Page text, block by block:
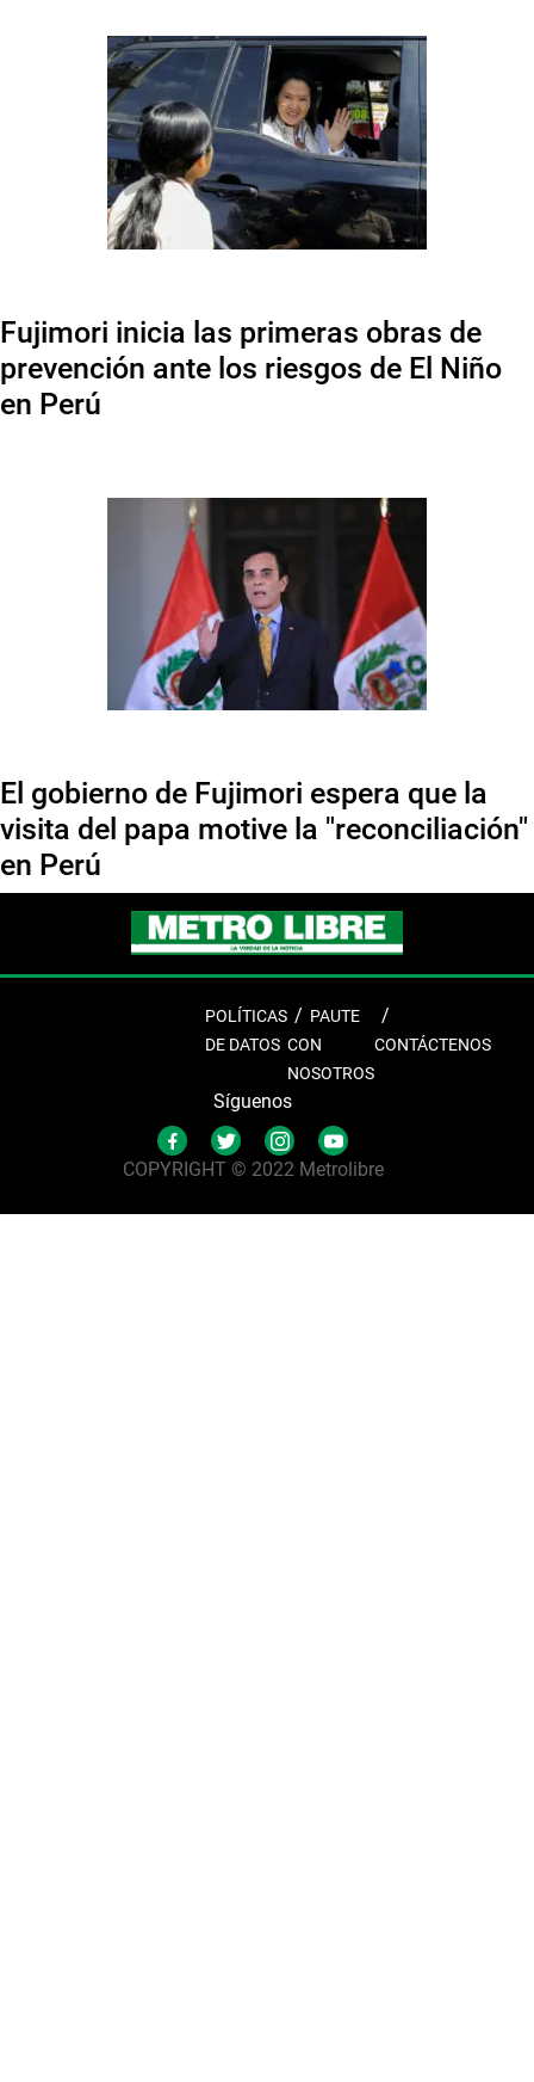
Fujimori inicia las primeras obras de
prevención ante los riesgos de El Niño
en Perú
El gobierno de Fujimori espera que la
visita del papa motive la "reconciliación"
en Perú
POLÍTICAS
DE DATOS
PAUTE
CON
NOSOTROS
CONTÁCTENOS
Síguenos
COPYRIGHT © 2022 Metrolibre